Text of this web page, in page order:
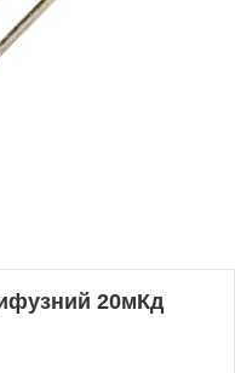
20мКд